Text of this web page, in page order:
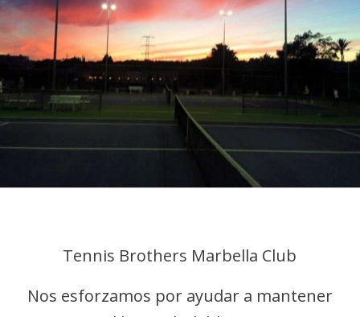
Tennis Brothers Marbella Club
Nos esforzamos por ayudar a mantener